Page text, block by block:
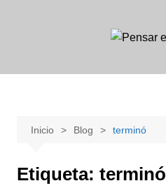
Inicio Blog terminó
Etiqueta: terminó